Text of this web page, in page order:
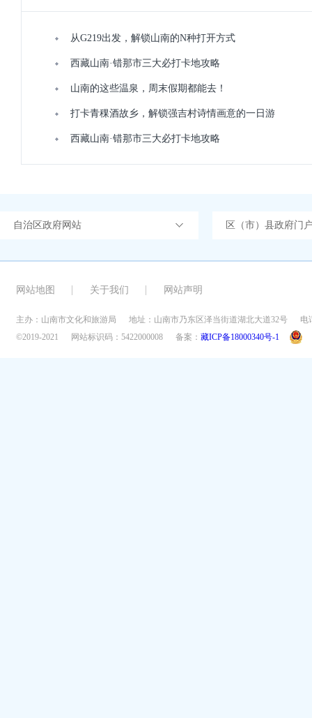
从G219出发，解锁山南的N种打开方式
西藏山南·错那市三大必打卡地攻略
山南的这些温泉，周末假期都能去！
打卡青稞酒故乡，解锁强吉村诗情画意的一日游
西藏山南·错那市三大必打卡地攻略
自治区政府网站 区（市）县政府门
网站地图 关于我们 网站声明
主办：山南市文化和旅游局 地址：山南市乃东区泽当街道湖北大道32号
电
©2019-2021
网站标识码：5422000008 备案： 藏ICP备18000340号-1